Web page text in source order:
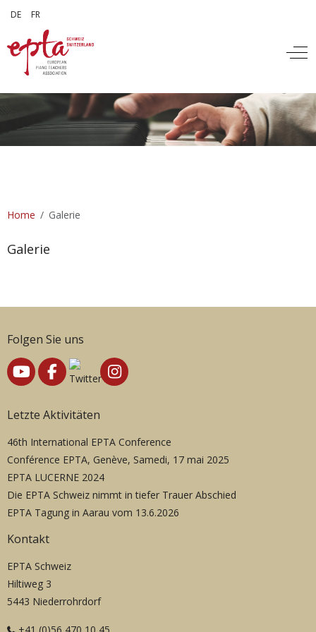
Sprache auswählen
DE FR
Off-
Home Galerie
Galerie
Folgen Sie uns
Letzte Aktivitäten
46th International EPTA Conference
Conférence EPTA, Genève, Samedi, 17 mai 2025
EPTA LUCERNE 2024
Die EPTA Schweiz nimmt in tiefer Trauer Abschied
EPTA Tagung in Aarau vom 13.6.2026
Kontakt
EPTA Schweiz
Hiltiweg 3
5443 Niederrohrdorf